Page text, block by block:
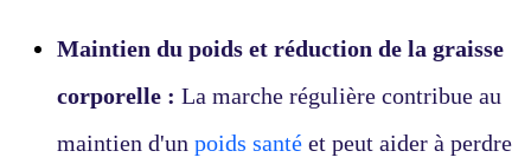
Maintien du poids et réduction de la graisse
corporelle : La marche régulière contribue au
maintien d'un poids santé et peut aider à perdre